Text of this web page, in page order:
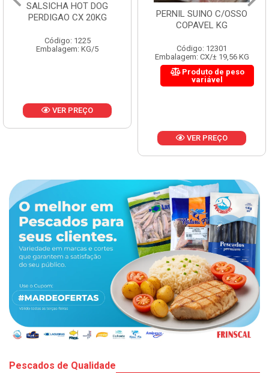
SALSICHA HOT DOG
PERDIGAO CX 20KG
Código: 1225
Embalagem: KG/5
VER PREÇO
PERNIL SUINO C/OSSO
COPAVEL KG
Código: 12301
Embalagem: CX/± 19,56 KG
Produto de peso
variável
VER PREÇO
Pescados de Qualidade